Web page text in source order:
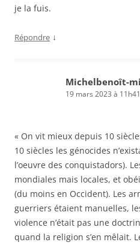
je la fuis.
Répondre ↓
Michelbenoît-
19 mars 2023 à 11h41
« On vit mieux depuis 10
10 siècles les génocides
l’oeuvre des conquistadors).
mondiales mais locales, et
(du moins en Occident). Les
guerriers étaient manuelles,
violence n’était pas une
quand la religion s’en mêlait.